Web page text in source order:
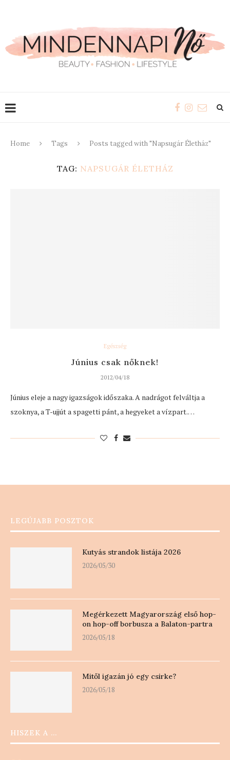
Home Tags Posts tagged with "Napsugár Életház"
TAG: NAPSUGÁR ÉLETHÁZ
Egészség
Június csak nőknek!
2012/04/18
Június eleje a nagy igazságok időszaka. A nadrágot felváltja a
szoknya, a T-ujjút a spagetti pánt, a hegyeket a vízpart.…
LEGÚJABB POSZTOK
Kutyás strandok listája 2026
2026/05/30
Megérkezett Magyarország első hop-
on hop-off borbusza a Balaton-partra
2026/05/18
Mitől igazán jó egy csirke?
2026/05/18
HISZEK A …